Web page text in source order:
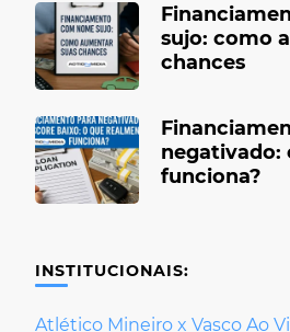
sujo: como
chances
negativado:
funciona?
INSTITUCIONAIS:
Atlético Mineiro x Vasco Ao